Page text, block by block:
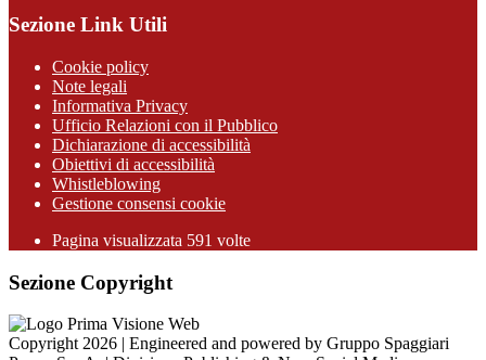
Sezione Link Utili
Cookie policy
Note legali
Informativa Privacy
Ufficio Relazioni con il Pubblico
Dichiarazione di accessibilità
Obiettivi di accessibilità
Whistleblowing
Gestione consensi cookie
Pagina visualizzata 591 volte
Sezione Copyright
Copyright 2026 | Engineered and powered by Gruppo Spaggiari